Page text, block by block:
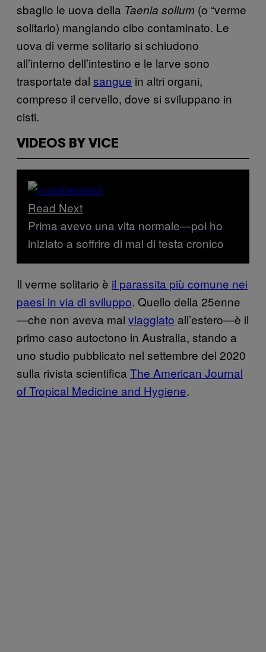
sbaglio le uova della Taenia solium (o “verme
solitario) mangiando cibo contaminato. Le
uova di verme solitario si schiudono
all’interno dell’intestino e le larve sono
trasportate dal sangue in altri organi,
compreso il cervello, dove si sviluppano in
cisti.
VIDEOS BY VICE
Read Next
Prima avevo una vita normale—poi ho
iniziato a soffrire di mal di testa cronico
Il verme solitario è il parassita più comune nei
paesi in via di sviluppo. Quello della 25enne
—che non aveva mai viaggiato all’estero—è il
primo caso autoctono in Australia, stando a
uno studio pubblicato nel settembre del 2020
sulla rivista scientifica The American Journal
of Tropical Medicine and Hygiene.